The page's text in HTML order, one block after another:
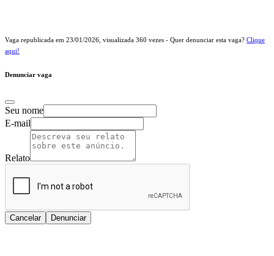
Vaga republicada em 23/01/2026 , visualizada 360 vezes - Quer denunciar esta vaga? Clique
aqui!
Denunciar vaga
Seu nome
E-mail
Relato
Cancelar Denunciar